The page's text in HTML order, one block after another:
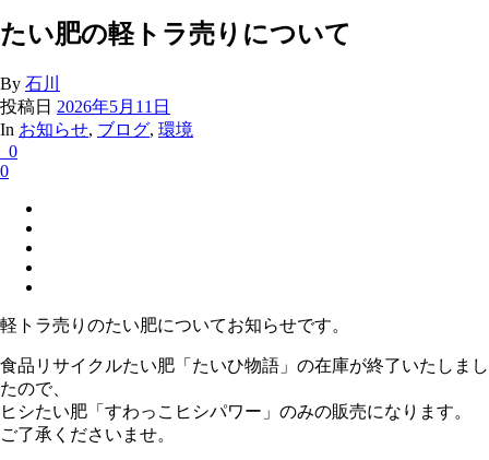
たい肥の軽トラ売りについて
By 石川
投稿日 2026年5月11日
In お知らせ, ブログ, 環境
0
0
軽トラ売りのたい肥についてお知らせです。
食品リサイクルたい肥「たいひ物語」の在庫が終了いたしまし
たので、
ヒシたい肥「すわっこヒシパワー」のみの販売になります。
ご了承くださいませ。